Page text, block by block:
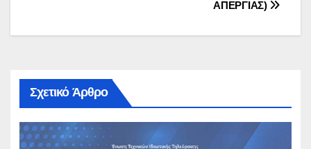
ΑΠΕΡΓΙΑΣ)
Σχετικό Άρθρο